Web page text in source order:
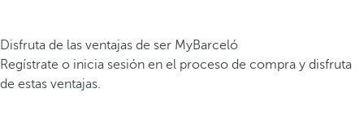
Disfruta de las ventajas de ser MyBarceló
Regístrate o inicia sesión en el proceso de compra y disfruta
de estas ventajas.